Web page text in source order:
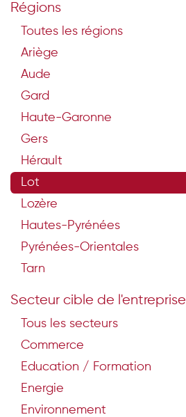
Régions
Toutes les régions
Ariège
Aude
Gard
Haute-Garonne
Gers
Hérault
Lot
Lozère
Hautes-Pyrénées
Pyrénées-Orientales
Tarn
Secteur cible de l'entreprise
Tous les secteurs
Commerce
Education / Formation
Energie
Environnement